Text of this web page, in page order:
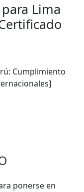
Lima
Cumplimiento
ponerse en